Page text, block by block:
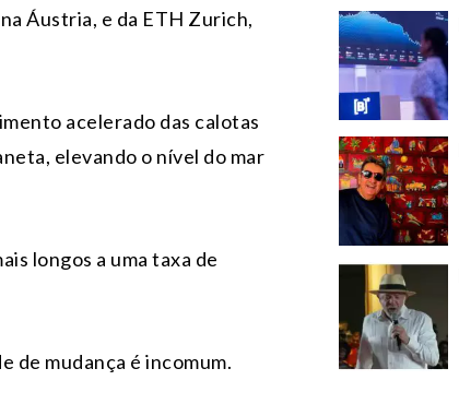
Áustria, e da ETH Zurich,
acelerado das calotas
elevando o nível do mar
longos a uma taxa de
de mudança é incomum.